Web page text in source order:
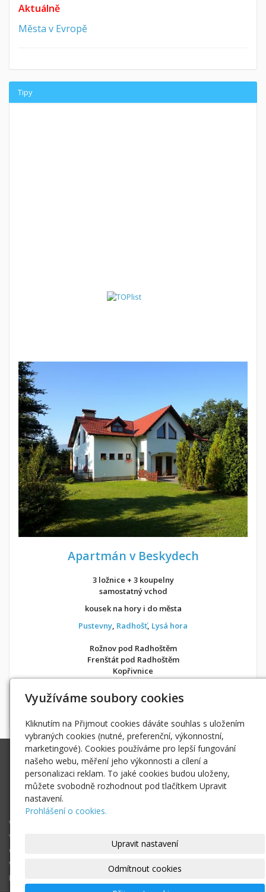
Aktuálně
Města v Evropě
Tipy
Apartmán v Beskydech
3 ložnice + 3 koupelny
samostatný vchod
kousek na hory i do města
Pustevny, Radhošť, Lysá hora
Rožnov pod Radhoštěm
Frenštát pod Radhoštěm
Kopřivnice
Možnost objednání ubytování také přesAirbnb
Ing. Radek Hoďák
Tichá 502, 742 74 Tichá
IČ: 18979661
radek@hodak.cz
Webové kamery
Vložte webkameru
O projektu webkamery online
Vyhledej webkameru ...
Fotogalerie
Využíváme soubory cookies
Kliknutím na Přijmout cookies dáváte souhlas s uložením
vybraných cookies (nutné, preferenční, výkonnostní,
marketingové). Cookies používáme pro lepší fungování
našeho webu, měření jeho výkonnosti a cílení a
personalizaci reklam. To jaké cookies budou uloženy,
můžete svobodně rozhodnout pod tlačítkem Upravit
nastavení.
Prohlášení o cookies.
Upravit nastavení
Odmítnout cookies